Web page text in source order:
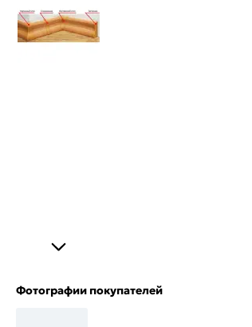
Фотографии покупателей